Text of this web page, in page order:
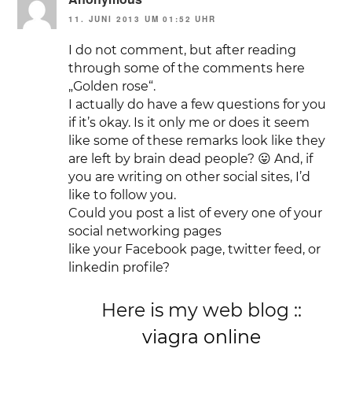
11. JUNI 2013 UM 01:52 UHR
I do not comment, but after reading
through some of the comments here
„Golden rose“.
I actually do have a few questions for you
if it’s okay. Is it only me or does it seem
like some of these remarks look like they
are left by brain dead people? 😛 And, if
you are writing on other social sites, I’d
like to follow you.
Could you post a list of every one of your
social networking pages
like your Facebook page, twitter feed, or
linkedin profile?
Here is my web blog ::
viagra online